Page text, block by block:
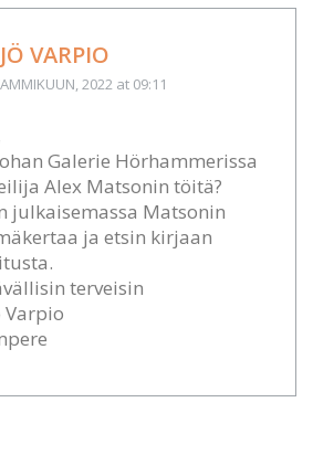
VARPIO
2022 at 09:11
Galerie Hörhammerissa
Alex Matsonin töitä?
julkaisemassa Matsonin
ja etsin kirjaan
terveisin
Varpio